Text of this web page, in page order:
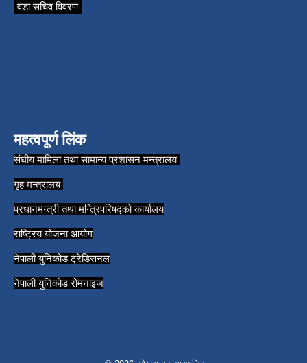
वडा सचिव विवरण
महत्वपूर्ण लिंक
संघीय मामिला तथा सामान्य प्रशासन मन्त्रालय
गृह मन्त्रालय
प्रधानमन्त्री तथा मन्त्रिपरिषद्को कार्यालय
राष्ट्रिय योजना आयोग
नेपाली युनिकोड ट्रेडिसनल
नेपाली युनिकोड रोमनाइज